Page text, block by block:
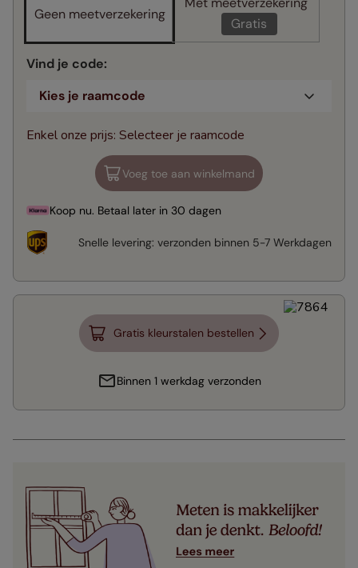
Geen meetverzekering
Gratis
Vind je code:
Kies je raamcode
Enkel onze prijs: Selecteer je raamcode
Voeg toe aan winkelmand
Koop nu. Betaal later in 30 dagen
Snelle levering: verzonden binnen 5-7 Werkdagen
Gratis kleurstalen bestellen
Binnen 1 werkdag verzonden